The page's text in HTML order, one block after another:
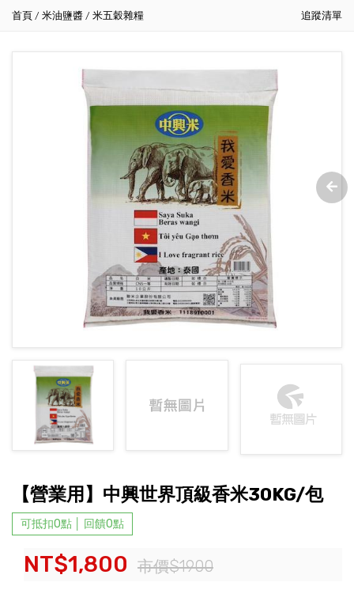
首頁 / 米油鹽醬 / 米五穀雜糧 追蹤清單
【營業用】中興世界頂級香米30KG/包
可抵扣0點 │ 回饋0點
NT$1,800 市價$1900